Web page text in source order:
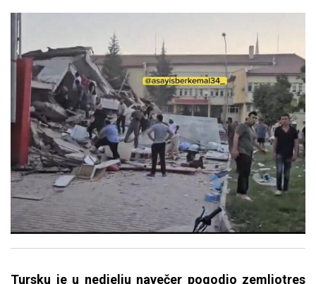
Tursku je u nedjelju navečer pogodio zemljotres